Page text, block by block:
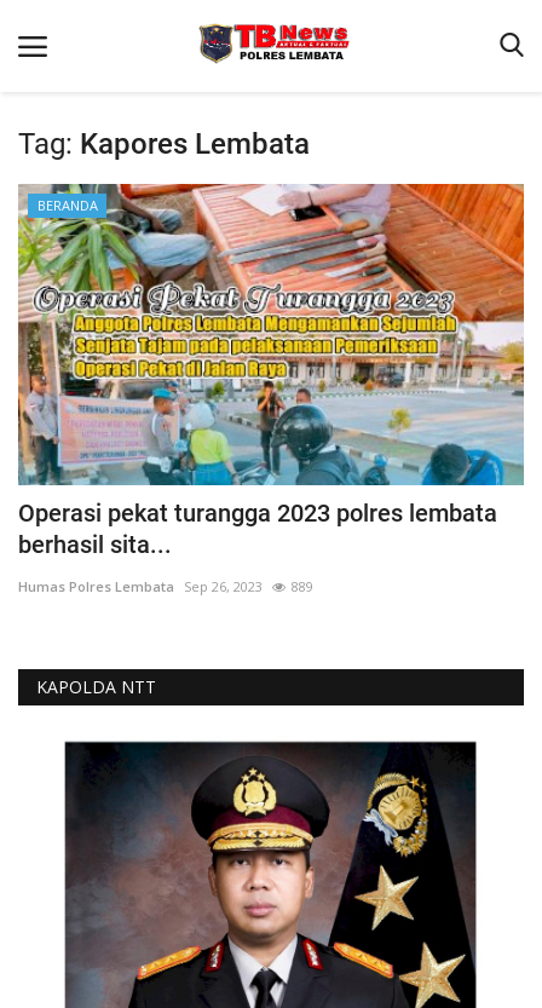
Beranda
Binkam
Terms & Conditions
Giat Ops
Reskrim
Polisi Kita
Lantas
Tag: Kapores Lembata
BERANDA
Operasi pekat turangga 2023 polres lembata
berhasil sita...
Humas Polres Lembata Sep 26, 2023 889
KAPOLDA NTT